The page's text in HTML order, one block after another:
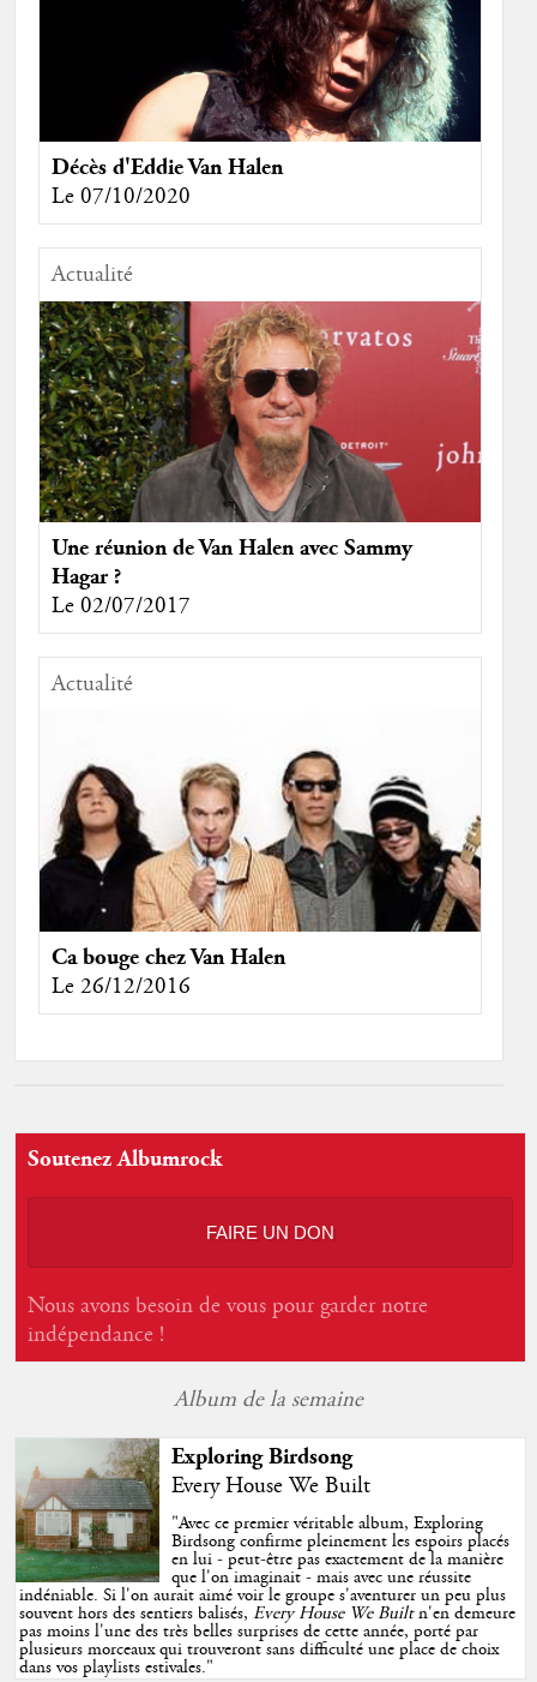
Décès d'Eddie Van Halen
Le 07/10/2020
Actualité
Une réunion de Van Halen avec Sammy
Hagar ?
Le 02/07/2017
Actualité
Ca bouge chez Van Halen
Le 26/12/2016
Soutenez Albumrock
FAIRE UN DON
Nous avons besoin de vous pour garder notre
indépendance !
Album de la semaine
Exploring Birdsong
Every House We Built
"Avec ce premier véritable album, Exploring
Birdsong confirme pleinement les espoirs placés
en lui - peut-être pas exactement de la manière
que l'on imaginait - mais avec une réussite
indéniable. Si l'on aurait aimé voir le groupe s'aventurer un peu plus
souvent hors des sentiers balisés,Every House We Builtn'en demeure
pas moins l'une des très belles surprises de cette année, porté par
plusieurs morceaux qui trouveront sans difficulté une place de choix
dans vos playlists estivales."